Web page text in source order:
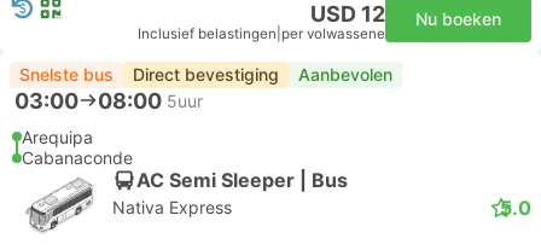
USD 12
Inclusief belastingen per volwassene
Nu boeken
Snelste bus Direct bevestiging Aanbevolen
03:00 08:00 5uur
Arequipa
Cabanaconde
AC Semi Sleeper | Bus
Nativa Express 5.0